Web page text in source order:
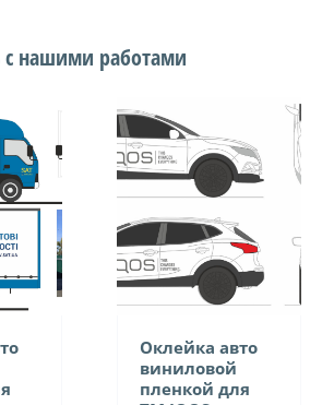
с нашими работами
Оклейка авто
виниловой
пленкой для